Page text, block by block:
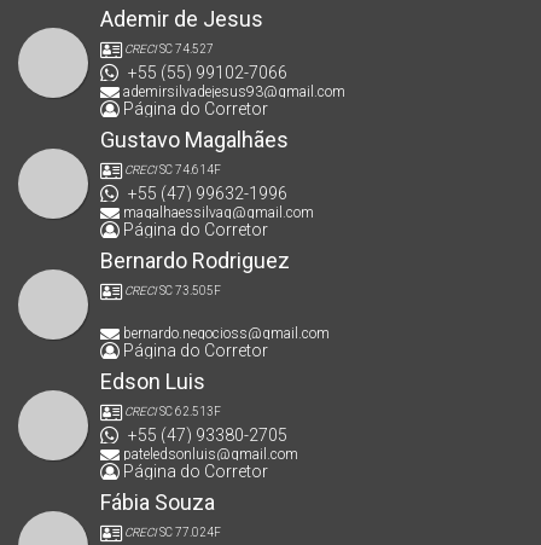
Ademir de Jesus
CRECISC 74.527
+55 (55) 99102-7066
ademirsilvadejesus93@gmail.com
Página do Corretor
Gustavo Magalhães
CRECISC 74.614F
+55 (47) 99632-1996
magalhaessilvag@gmail.com
Página do Corretor
Bernardo Rodriguez
CRECISC 73.505F
bernardo.negocioss@gmail.com
Página do Corretor
Edson Luis
CRECISC 62.513F
+55 (47) 93380-2705
pateledsonluis@gmail.com
Página do Corretor
Fábia Souza
CRECISC 77.024F